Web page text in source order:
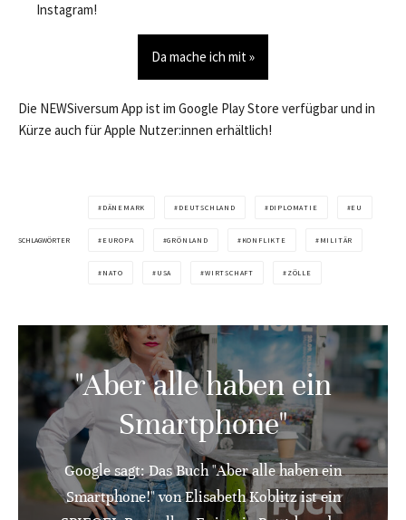
Instagram!
Da mache ich mit »
Die NEWSiversum App ist im Google Play Store verfügbar und in
Kürze auch für Apple Nutzer:innen erhältlich!
SCHLAGWÖRTER
DÄNEMARK DEUTSCHLAND DIPLOMATIE EU
EUROPA GRÖNLAND KONFLIKTE MILITÄR
NATO USA WIRTSCHAFT ZÖLLE
"Aber alle haben ein
Smartphone"
Google sagt: Das Buch "Aber alle haben ein
Smartphone!" von Elisabeth Koblitz ist ein